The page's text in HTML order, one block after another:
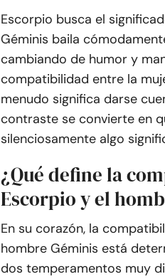
Escorpio busca el
Géminis baila
cambiando de humor y
compatibilidad entre la
menudo significa darse
contraste se convierte en
silenciosamente algo
¿Qué define la
Escorpio y el
En su corazón, la
hombre Géminis está
dos temperamentos muy